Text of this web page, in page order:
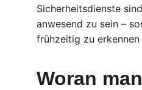
Sicherheitsdienste
anwesend zu sein –
frühzeitig zu
Woran